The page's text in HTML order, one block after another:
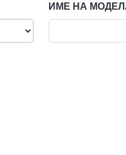
ИМЕ НА